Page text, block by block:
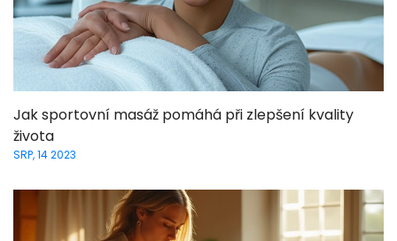
Jak sportovní masáž pomáhá při zlepšení kvality
života
SRP, 14 2023